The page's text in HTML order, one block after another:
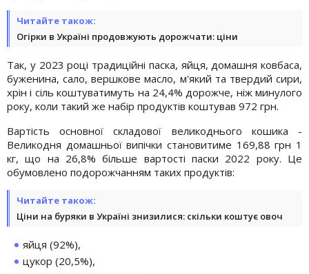
Читайте також:
Огірки в Україні продовжують дорожчати: ціни
Так, у 2023 році традиційні паска, яйця, домашня ковбаса,
буженина, сало, вершкове масло, м'який та твердий сири,
хрін і сіль коштуватимуть на 24,4% дорожче, ніж минулого
року, коли такий же набір продуктів коштував 972 грн.
Вартість основної складової великоднього кошика -
Великодня домашньої випічки становитиме 169,88 грн 1
кг, що на 26,8% більше вартості паски 2022 року. Це
обумовлено подорожчанням таких продуктів:
Читайте також:
Ціни на буряки в Україні знизилися: скільки коштує овоч
яйця (92%),
цукор (20,5%),